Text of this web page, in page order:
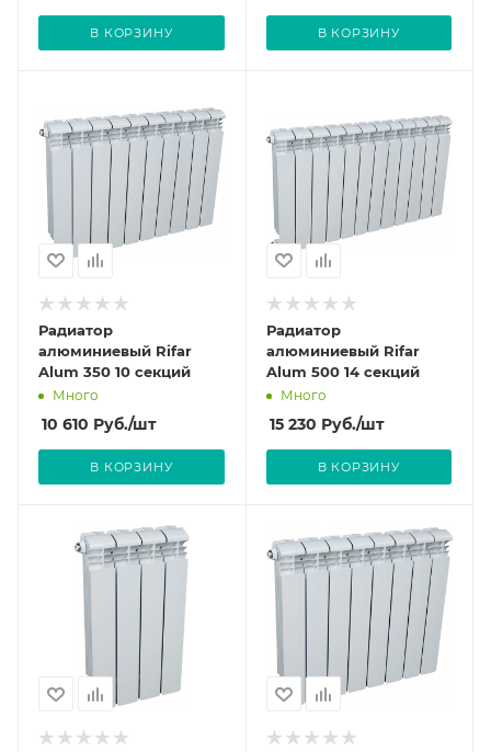
В КОРЗИНУ В КОРЗИНУ
Радиатор
алюминиевый Rifar
Alum 350 10 секций
Много
10 610 Руб./шт
В КОРЗИНУ
Радиатор
алюминиевый Rifar
Alum 500 14 секций
Много
15 230 Руб./шт
В КОРЗИНУ